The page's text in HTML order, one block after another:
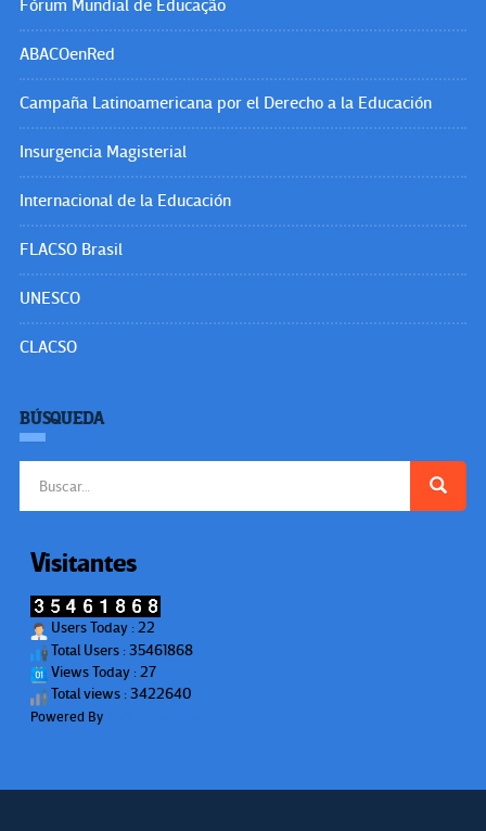
Fórum Mundial de Educação
ABACOenRed
Campaña Latinoamericana por el Derecho a la Educación
Insurgencia Magisterial
Internacional de la Educación
FLACSO Brasil
UNESCO
CLACSO
BÚSQUEDA
Visitantes
Users Today : 22
Total Users : 35461868
Views Today : 27
Total views : 3422640
Powered By